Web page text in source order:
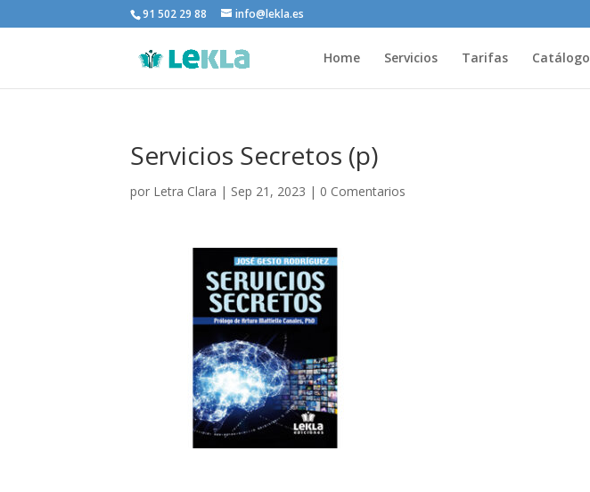
91 502 29 88 info@lekla.es
Home Servicios Tarifas Catálogo
Servicios Secretos (p)
por Letra Clara | Sep 21, 2023 | 0 Comentarios